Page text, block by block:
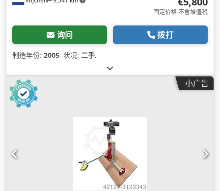
固定价格 不含增值税
询问 拨打
制造年份: 2005, 状况: 二手,
小广告